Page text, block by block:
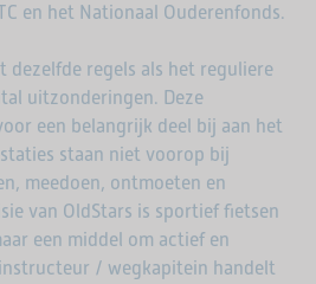
en het Nationaal Ouderenfonds.
dezelfde regels als het reguliere
uitzonderingen. Deze
een belangrijk deel bij aan het
staan niet voorop bij
meedoen, ontmoeten en
van OldStars is sportief fietsen
een middel om actief en
/ wegkapitein handelt